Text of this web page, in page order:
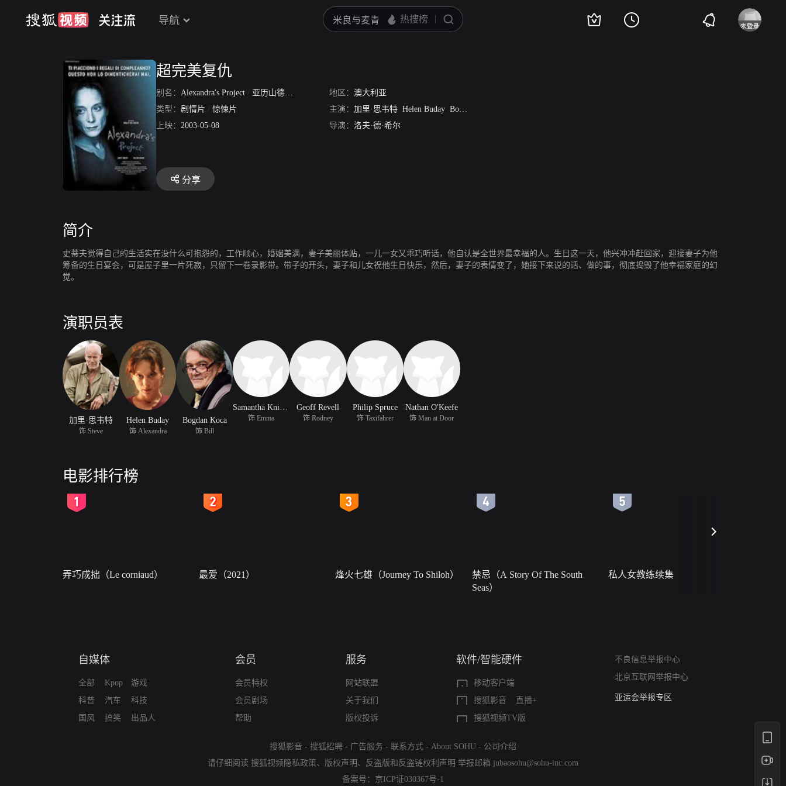
导航
超完美复仇
别名： Alexandra's Project / 亚历山德拉的计划 地区： 澳大利亚
类型： 剧情片 / 惊悚片 主演： 加里·思韦特 Helen Buday Bogdan Koca
上映： 2003-05-08 导演： 洛夫·德·希尔
分享
简介
史蒂夫觉得自己的生活实在没什么可抱怨的，工作顺心，婚姻美满，妻子美丽体贴，一儿一女又乖巧听话，他自认是全世界最幸福的人。生日这一天，他兴冲冲赶回家，迎接妻子为他
筹备的生日宴会，可是屋子里一片死寂，只留下一卷录影带。带子的开头，妻子和儿女祝他生日快乐，然后，妻子的表情变了，她接下来说的话、做的事，彻底捣毁了他幸福家庭的幻
觉。
演职员表
加里·思韦特
饰 Steve
Helen Buday
饰 Alexandra
Bogdan Koca
饰 Bill
Samantha Knigge
饰 Emma
Geoff Revell
饰 Rodney
Philip Spruce
饰 Taxifahrer
Nathan O'Keefe
饰 Man at Door
电影排行榜
弄巧成拙（Le corniaud） 最爱（2021） 烽火七雄（Journey To Shiloh）
禁忌（A Story Of The South
Seas）
私人女教练续集
自媒体
全部
科普
国风
Kpop
汽车
搞笑
游戏
科技
出品人
会员
会员特权
会员剧场
帮助
服务
网站联盟
关于我们
版权投诉
软件/智能硬件
移动客户端
搜狐影音
直播+
搜狐视频TV版
不良信息举报中心
北京互联网举报中心
算法推荐专项举报
亚运会举报专区
搜狐影音 - 搜狐招聘 - 广告服务 - 联系方式 - About SOHU - 公司介绍
请仔细阅读 搜狐视频隐私政策、 版权声明 、 反盗版和反盗链权利声明 举报邮箱 jubaosohu@sohu-inc.com
备案号： 京ICP证030367号-1